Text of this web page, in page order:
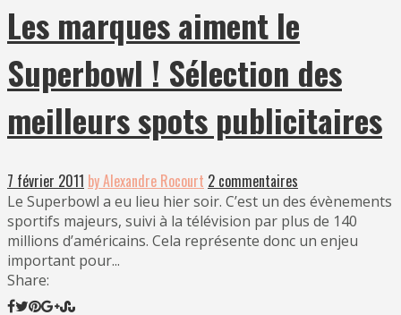
Les marques aiment le
Superbowl ! Sélection des
meilleurs spots publicitaires
7 février 2011 by Alexandre Rocourt 2 commentaires
Le Superbowl a eu lieu hier soir. C’est un des évènements
sportifs majeurs, suivi à la télévision par plus de 140
millions d’américains. Cela représente donc un enjeu
important pour...
Share: